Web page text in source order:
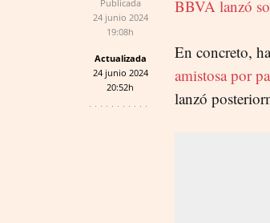
Publicada
24 junio 2024
19:08h
Actualizada
24 junio 2024
20:52h
BBVA lanzó
En concreto,
amistosa por
lanzó